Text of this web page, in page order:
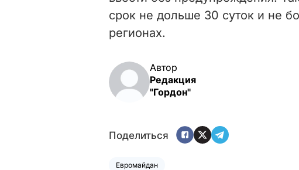
срок не дольше 30 суток и не
регионах.
Автор
Редакция
"Гордон"
Поделиться
Евромайдан